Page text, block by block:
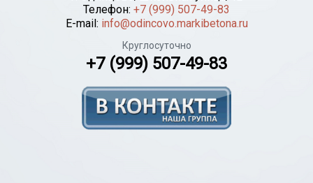
Телефон: +7 (999) 507-49-83
E-mail: info@odincovo.markibetona.ru
Круглосуточно
+7 (999) 507-49-83